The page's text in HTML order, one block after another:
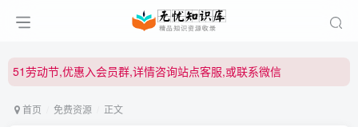
51劳动节,优惠入会员群,详情咨询站点客服,或联系微信
51劳动节,优惠入会员群,详情咨询站点客服,或联系微信
首页 免费资源 正文